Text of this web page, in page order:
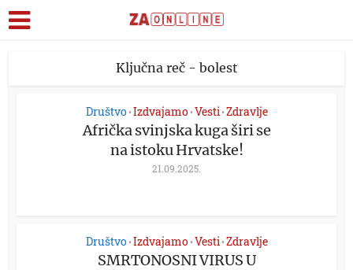
Ključna reč - bolest
Društvo •Izdvajamo •Vesti •Zdravlje
Afrička svinjska kuga širi se
na istoku Hrvatske!
21.09.2025.
Društvo •Izdvajamo •Vesti •Zdravlje
SMRTONOSNI VIRUS U